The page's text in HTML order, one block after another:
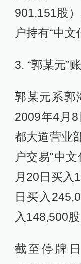
901,151股
户持有“中文
3. “郭某元”账
郭某元系郭
2009年4月
都大道营业
户交易“中
月20日买入
日买入
入148,500股
截至停牌